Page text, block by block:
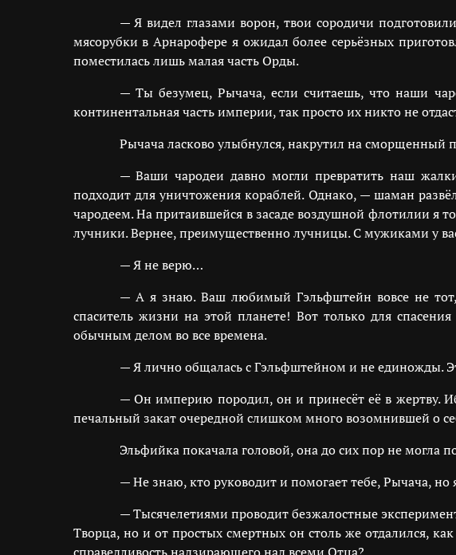
— Я видел глазами ворон, твои сородичи
мясорубки в Арнарофере я ожидал более серьёзных
поместилась лишь малая часть Орды.
— Ты безумец, Рычача, если считаешь, что наши
континентальная часть империи, так просто их никто не
Рычача ласково улыбнулся, накрутил на сморщенный
— Ваши чародеи давно могли превратить наш
подходит для уничтожения кораблей. Однако, — шаман
чародеем. На притаившейся в засаде воздушной флотилии я
лучники. Вернее, преимущественно лучницы. С мужиками у
— Я не верю…
— А я знаю. Ваш любимый Гэльфштейн вовсе не тот,
спаситель жизни на этой планете! Вот только для
обычным делом во все времена.
— Я лично общалась с Гэльфштейном и не единожды.
— Он империю породил, он и принесёт её в жертву.
печальный закат очередной слишком много возомнившей о
Эльфийка покачала головой, она до сих пор не могла
— Не знаю, кто руководит и помогает тебе, Рычача,
— Тысячелетиями проводит безжалостные
Творца, но и от простых смертных он столь же отдалился,